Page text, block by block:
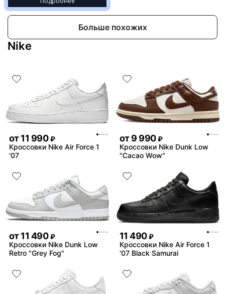
Больше похожих
Nike
от11 990 ₽
Кроссовки Nike Air Force 1
'07
от9 990 ₽
Кроссовки Nike Dunk Low
"Cacao Wow"
от11 490 ₽
Кроссовки Nike Dunk Low
Retro "Grey Fog"
11 490 ₽
Кроссовки Nike Air Force 1
'07 Black Samurai